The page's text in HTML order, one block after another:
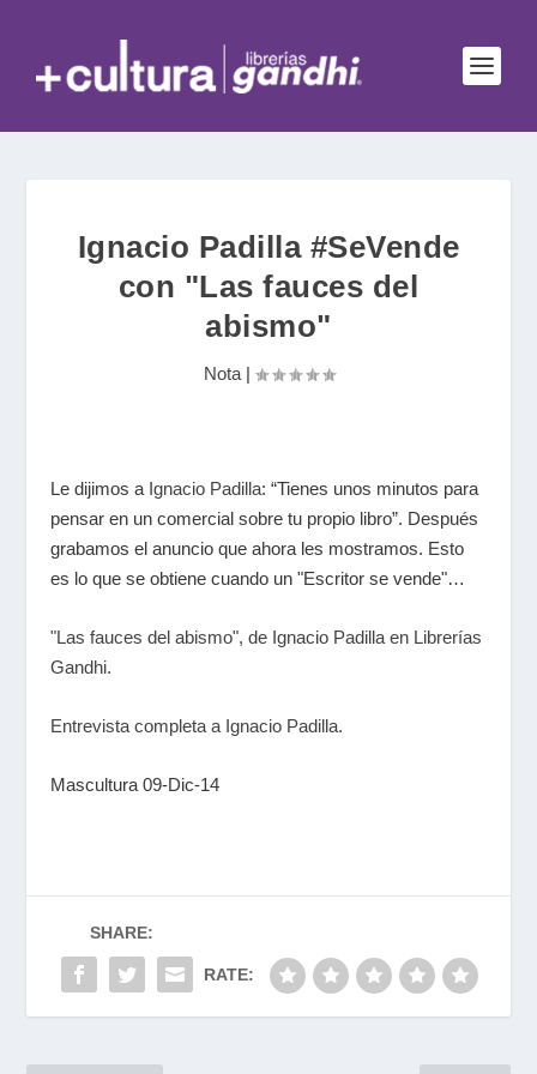
Ignacio Padilla #SeVende
con "Las fauces del
abismo"
Nota|
Le dijimos a Ignacio Padilla: “Tienes unos minutos para
pensar en un comercial sobre tu propio libro”. Después
grabamos el anuncio que ahora les mostramos. Esto
es lo que se obtiene cuando un "Escritor se vende"…
"Las fauces del abismo", de Ignacio Padilla en Librerías
Gandhi.
Entrevista completa a Ignacio Padilla.
Mascultura 09-Dic-14
SHARE:
RATE: